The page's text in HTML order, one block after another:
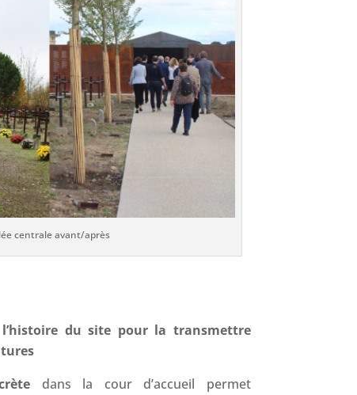
centrale avant/après
l’histoire du site pour la transmettre
dans la cour d’accueil permet